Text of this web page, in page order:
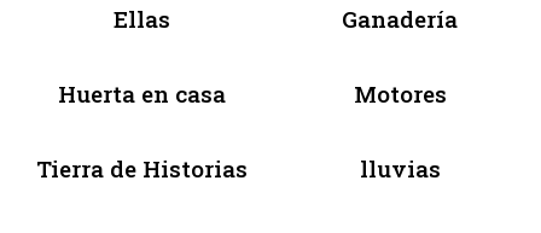
Ellas Ganadería
Huerta en casa Motores
Tierra de Historias lluvias